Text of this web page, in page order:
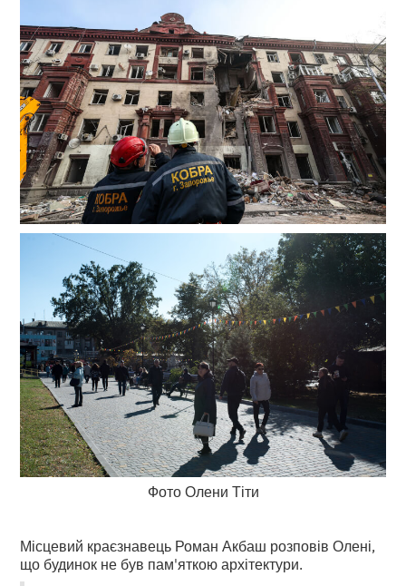
Фото Олени Тіти
Місцевий краєзнавець Роман Акбаш розповів Олені,
що будинок не був пам'яткою архітектури.